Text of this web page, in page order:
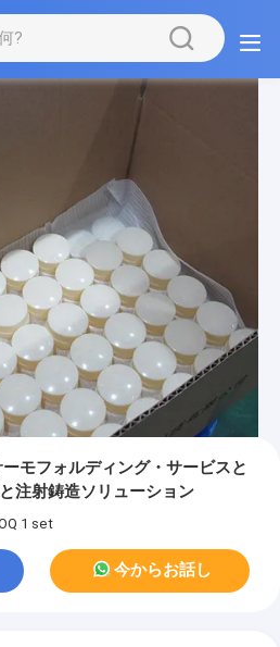
モフォルディング・サービスと
注射鋳造ソリューション
1 set
今からお話し